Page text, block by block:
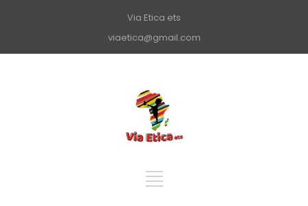
Via Etica ets
viaetica@gmail.com